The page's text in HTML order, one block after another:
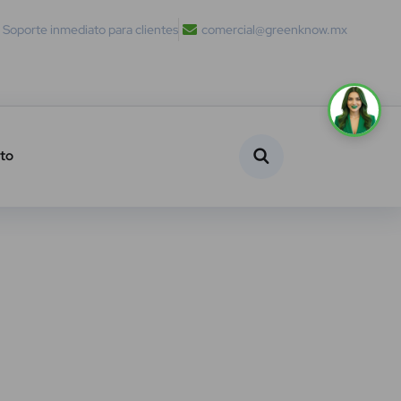
Soporte inmediato para clientes comercial@greenknow.mx